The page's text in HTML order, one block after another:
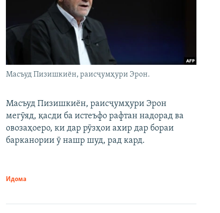
Масъуд Пизишкиён, раисҷумҳури Эрон.
Масъуд Пизишкиён, раисҷумҳури Эрон
мегӯяд, қасди ба истеъфо рафтан надорад ва
овозаҳоеро, ки дар рӯзҳои ахир дар бораи
барканории ӯ нашр шуд, рад кард.
Идома